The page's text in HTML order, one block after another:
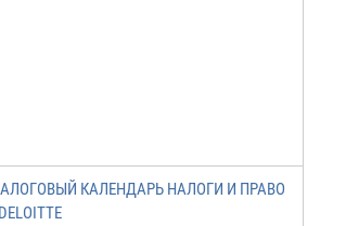
прибыли или
уведомления о
заполнению
КАЛЕНДАРЬ НАЛОГИ И ПРАВО